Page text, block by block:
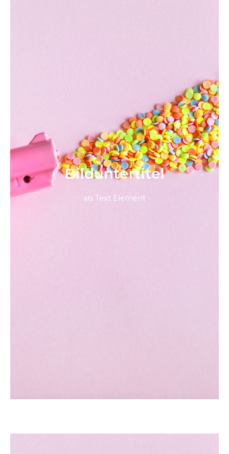
Bild­unter­titel
als Text Element